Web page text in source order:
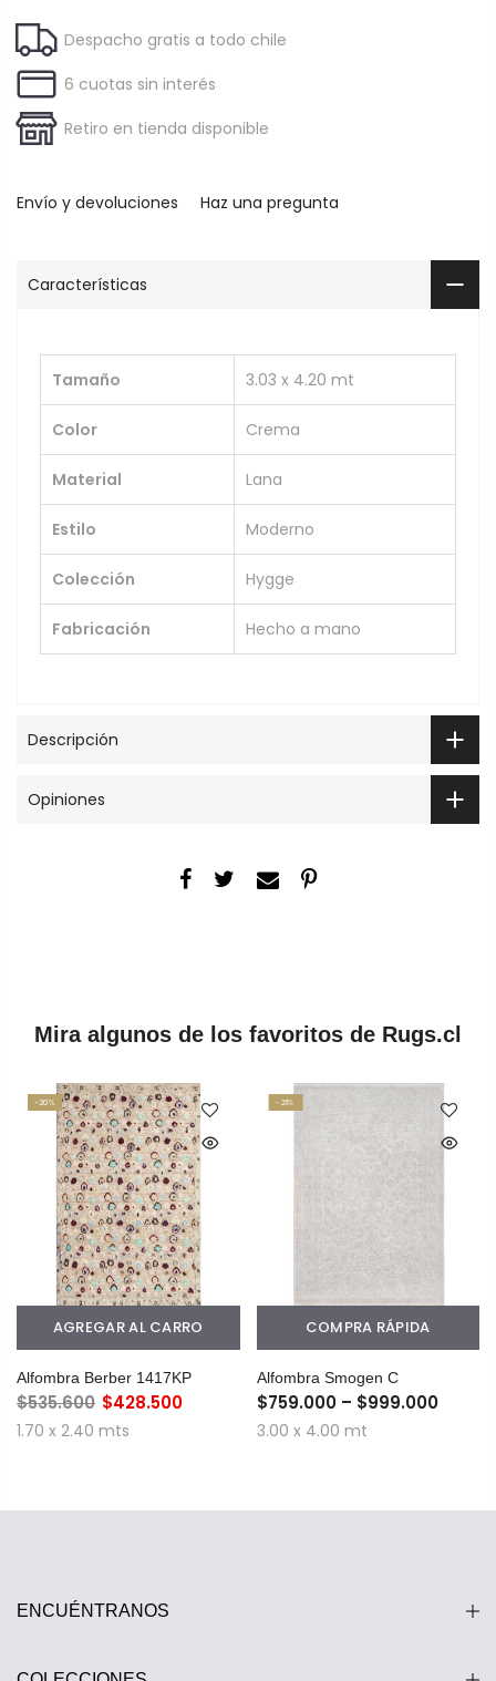
Despacho gratis a todo chile
6 cuotas sin interés
Retiro en tienda disponible
Envío y devoluciones Haz una pregunta
Características
Tamaño 3.03 x 4.20 mt
Color Crema
Material Lana
Estilo Moderno
Colección Hygge
Fabricación Hecho a mano
Descripción
Opiniones
Mira algunos de los favoritos de Rugs.cl
-20%
AGREGAR AL CARRO
Alfombra Berber 1417KP
$535.600 $428.500
1.70 x 2.40 mts
-21%
COMPRA RÁPIDA
Alfombra Smogen C
$759.000 – $999.000
3.00 x 4.00 mt
ENCUÉNTRANOS